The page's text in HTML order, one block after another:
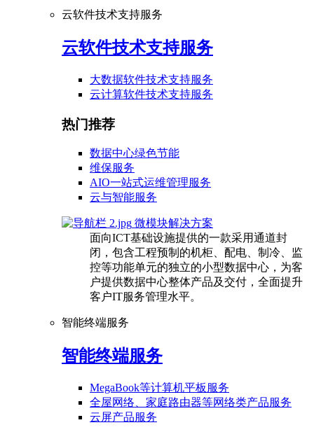
云软件技术支持服务
云软件技术支持服务
大数据软件技术支持服务
云计算软件技术支持服务
热门推荐
数据中心绿色节能
维保服务
AIO一站式运维管理服务
云与智能服务
微模块解决方案
面向ICT基础设施提供的一款采用通道封
闭，包含工程预制的机柜、配电、制冷、监
控等功能单元的独立的小型数据中心，为客
户提供数据中心整体产品及交付，全面提升
客户IT服务管理水平。
智能终端服务
智能终端服务
MegaBook等计算机平板服务
全屋网络、家庭路由器等网络类产品服务
云屏产品服务